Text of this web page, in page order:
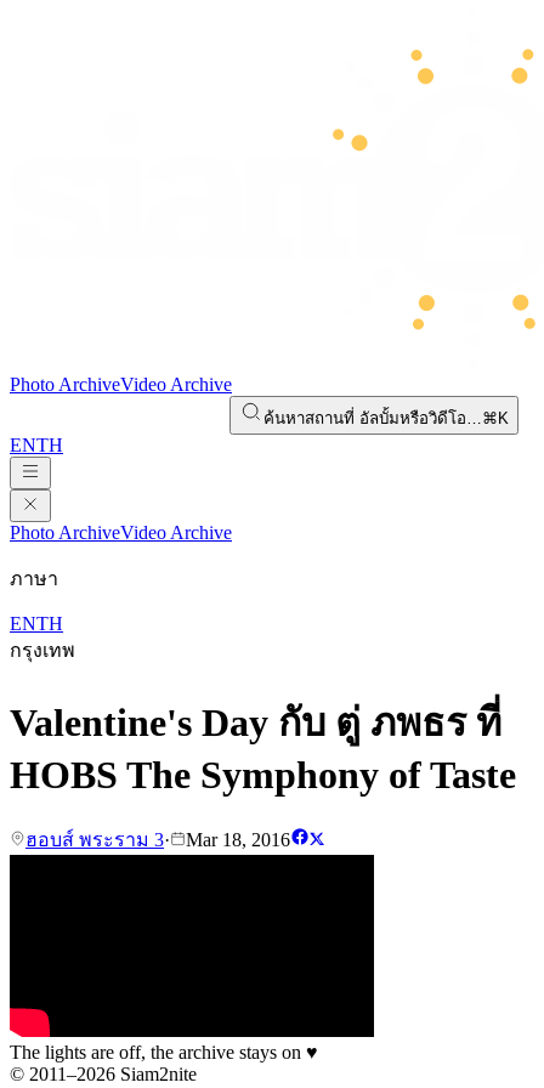
Photo ArchiveVideo Archive
ค้นหาสถานที่ อัลบั้มหรือวิดีโอ…⌘K
ENTH
Photo ArchiveVideo Archive
ภาษา
ENTH
กรุงเทพ
Valentine's Day กับ ตู่ ภพธร ที่
HOBS The Symphony of Taste
ฮอบส์ พระราม 3· Mar 18, 2016
The lights are off, the archive stays on ♥
© 2011–2026 Siam2nite